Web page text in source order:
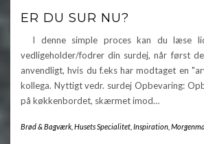
ER DU SUR NU?
I denne simple proces kan du læse
vedligeholder/fodrer din surdej, når først
anvendligt, hvis du f.eks har modtaget en
kollega. Nyttigt vedr. surdej Opbevaring:
på køkkenbordet, skærmet imod…
Brød & Bagværk Husets Specialitet Inspiration